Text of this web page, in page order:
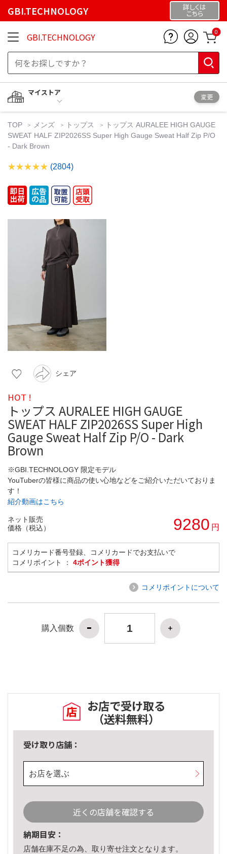
GBI.TECHNOLOGY 詳しくは
こちら
GBI.TECHNOLOGY 0
マイストア
変更
TOP メンズ トップス
トップス AURALEE HIGH GAUGE
SWEAT HALF ZIP2026SS Super High Gauge Sweat Half Zip P/O
- Dark Brown
(2804)
シェア
HOT !
トップス AURALEE HIGH GAUGE
SWEAT HALF ZIP2026SS Super High
Gauge Sweat Half Zip P/O - Dark
Brown
※GBI.TECHNOLOGY 限定モデル
YouTuberの皆様に商品の使い心地などをご紹介いただいておりま
す！
紹介動画はこちら
ネット販売
価格（税込）
9280 円
コメリカード番号登録、コメリカードでお支払いで
コメリポイント ： 4ポイント獲得
コメリポイントについて
購入個数
お店で受け取る
（送料無料）
受け取り店舗：
お店を選ぶ
近くの店舗を確認する
納期目安：
店舗在庫不足の為、取り寄せ注文となります。